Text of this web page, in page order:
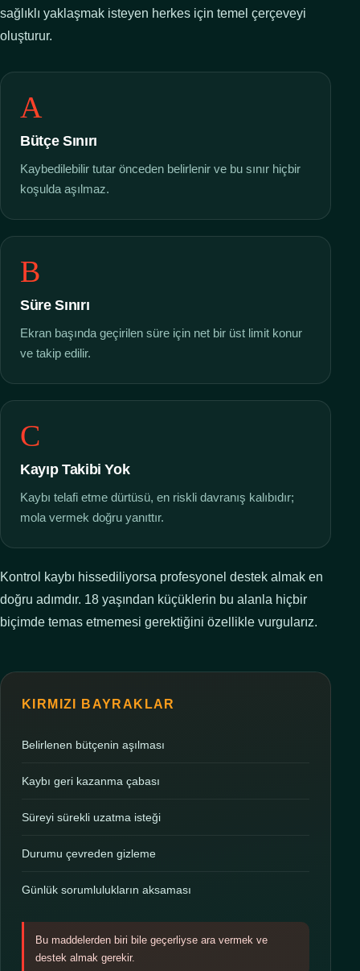
sağlıklı yaklaşmak isteyen herkes için temel çerçeveyi
oluşturur.
A
Bütçe Sınırı
Kaybedilebilir tutar önceden belirlenir ve bu sınır hiçbir
koşulda aşılmaz.
B
Süre Sınırı
Ekran başında geçirilen süre için net bir üst limit konur
ve takip edilir.
C
Kayıp Takibi Yok
Kaybı telafi etme dürtüsü, en riskli davranış kalıbıdır;
mola vermek doğru yanıttır.
Kontrol kaybı hissediliyorsa profesyonel destek almak en
doğru adımdır. 18 yaşından küçüklerin bu alanla hiçbir
biçimde temas etmemesi gerektiğini özellikle vurgularız.
KIRMIZI BAYRAKLAR
Belirlenen bütçenin aşılması
Kaybı geri kazanma çabası
Süreyi sürekli uzatma isteği
Durumu çevreden gizleme
Günlük sorumlulukların aksaması
Bu maddelerden biri bile geçerliyse ara vermek ve
destek almak gerekir.